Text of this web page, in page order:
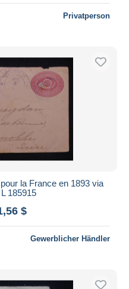
Privatperson
la France en 1893 via
185915
$
Gewerblicher Händler